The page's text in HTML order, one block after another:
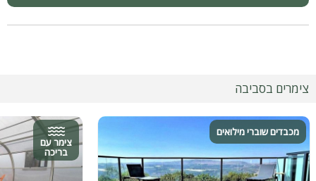
צימרים בסביבה
מכבדים שוברי מילואים
צימר עם
בריכה